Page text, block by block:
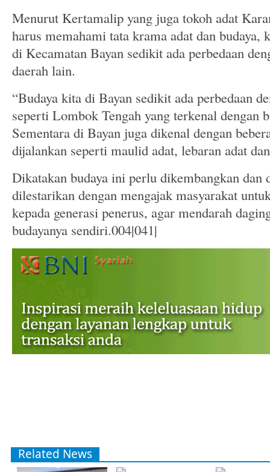
Menurut Kertamalip yang juga tokoh adat
harus memahami tata krama adat dan budaya,
di Kecamatan Bayan sedikit ada perbedaan
daerah lain.
“Budaya kita di Bayan sedikit ada perbedaan
seperti Lombok Tengah yang terkenal dengan
Sementara di Bayan juga dikenal dengan
dijalankan seperti maulid adat, lebaran adat
Dikatakan budaya ini perlu dikembangkan dan
dilestarikan dengan mengajak masyarakat
kepada generasi penerus, agar mendarah
budayanya sendiri.004|041|
Related News